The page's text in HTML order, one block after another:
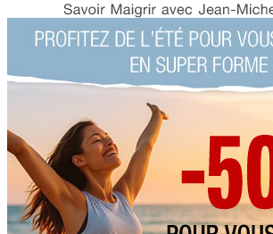
7 8 9 10 Suiv. ›
?